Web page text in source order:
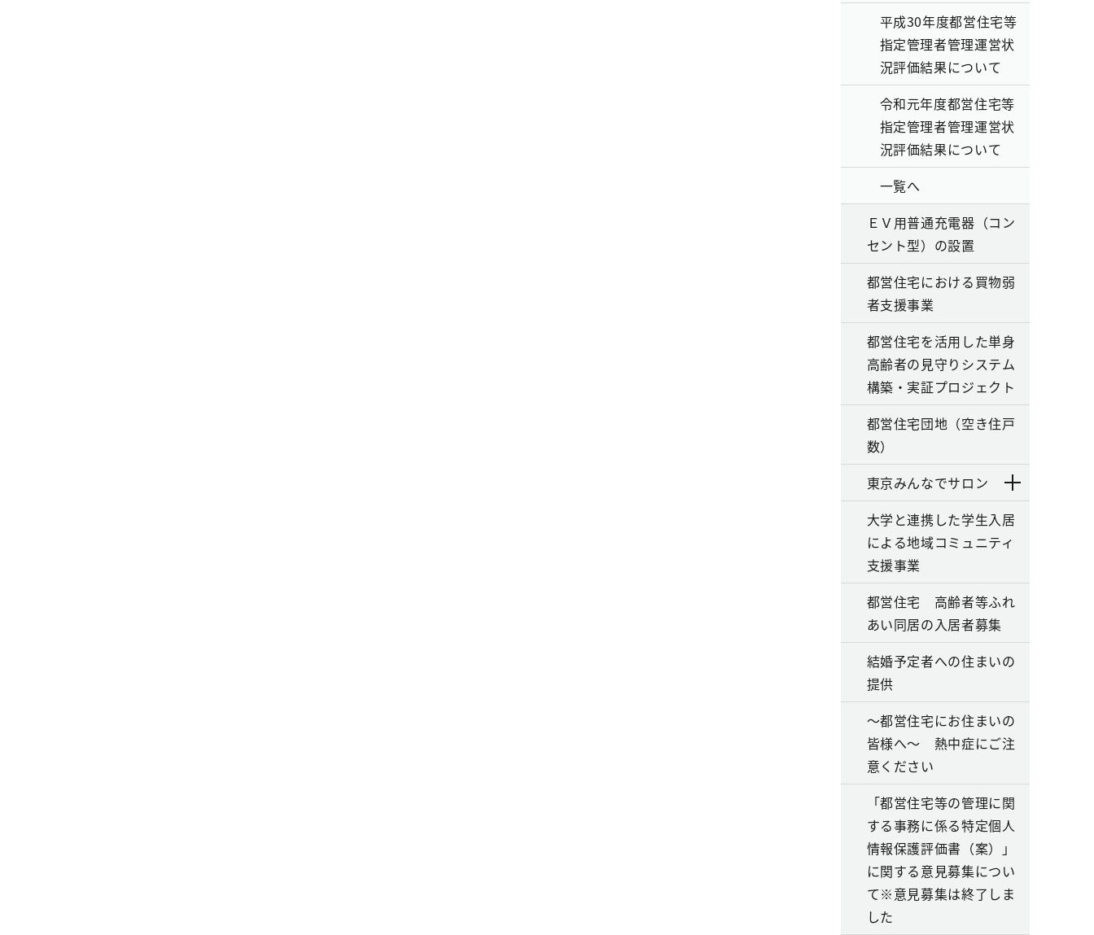
平成30年度都営住宅等
指定管理者管理運営状
況評価結果について
令和元年度都営住宅等
指定管理者管理運営状
況評価結果について
一覧へ
ＥＶ用普通充電器（コン
セント型）の設置
都営住宅における買物弱
者支援事業
都営住宅を活用した単身
高齢者の見守りシステム
構築・実証プロジェクト
都営住宅団地（空き住戸
数）
東京みんなでサロン
大学と連携した学生入居
による地域コミュニティ
支援事業
都営住宅 高齢者等ふれ
あい同居の入居者募集
結婚予定者への住まいの
提供
～都営住宅にお住まいの
皆様へ～ 熱中症にご注
意ください
「都営住宅等の管理に関
する事務に係る特定個人
情報保護評価書（案）」
に関する意見募集につい
て※意見募集は終了しま
した